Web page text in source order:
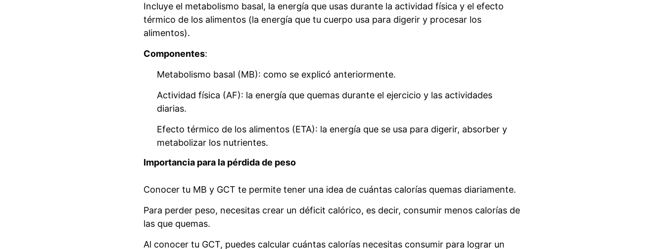
Incluye el metabolismo basal, la energía que usas durante la actividad física y el efecto
térmico de los alimentos (la energía que tu cuerpo usa para digerir y procesar los
alimentos).
Componentes:
Metabolismo basal (MB): como se explicó anteriormente.
Actividad física (AF): la energía que quemas durante el ejercicio y las actividades
diarias.
Efecto térmico de los alimentos (ETA): la energía que se usa para digerir, absorber y
metabolizar los nutrientes.
Importancia para la pérdida de peso
Conocer tu MB y GCT te permite tener una idea de cuántas calorías quemas diariamente.
Para perder peso, necesitas crear un déficit calórico, es decir, consumir menos calorías de
las que quemas.
Al conocer tu GCT, puedes calcular cuántas calorías necesitas consumir para lograr un